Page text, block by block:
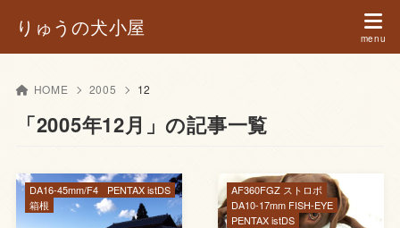
りゅうの犬小屋
HOME 2005 12
「2005年12月」の記事一覧
DA16-45mm/F4
PENTAX istDS
箱根
AF360FGZ ストロボ
DA10-17mm FISH-EYE
PENTAX istDS